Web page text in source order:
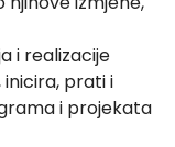
i realizacije
prati i
i projekata